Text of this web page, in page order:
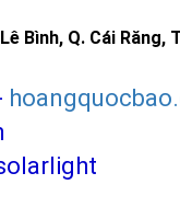
Bình, Q. Cái Răng,